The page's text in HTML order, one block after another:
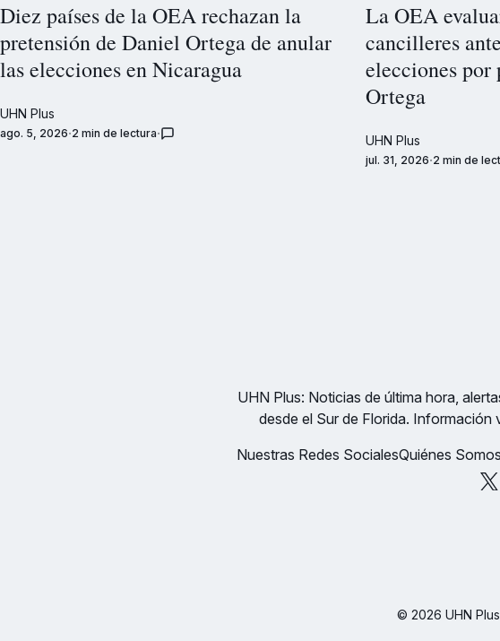
Diez países de la OEA rechazan la
pretensión de Daniel Ortega de anular
las elecciones en Nicaragua
UHN Plus
ago. 5, 2026 2 min de lectura
La OEA
cancilleres
elecciones por
Ortega
UHN Plus
jul. 31, 2026 2 min de
UHN Plus: Noticias de última hora,
desde el Sur de Florida. Información
Nuestras Redes SocialesQuiénes Somos
© 2026 UHN